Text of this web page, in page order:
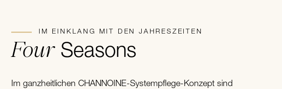
IM EINKLANG MIT DEN JAHRESZEITEN
FourSeasons
Im ganzheitlichen CHANNOINE-Systempflege-Konzept sind